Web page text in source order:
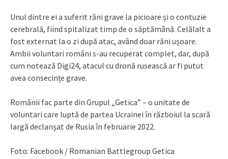
Unul dintre ei a suferit răni grave la picioare și o contuzie
cerebrală, fiind spitalizat timp de o săptămână. Celălalt a
fost externat la o zi după atac, având doar răni ușoare.
Ambii voluntari români s-au recuperat complet, dar, după
cum notează Digi24, atacul cu dronă rusească ar fi putut
avea consecințe grave.
Românii fac parte din Grupul „Getica” – o unitate de
voluntari care luptă de partea Ucrainei în războiul la scară
largă declanșat de Rusia în februarie 2022.
Foto: Facebook / Romanian Battlegroup Getica